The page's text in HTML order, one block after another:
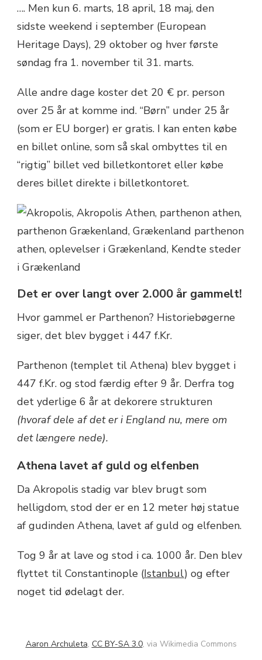
…. Men kun 6. marts, 18 april, 18 maj, den
sidste weekend i september (European
Heritage Days), 29 oktober og hver første
søndag fra 1. november til 31. marts.
Alle andre dage koster det 20 € pr. person
over 25 år at komme ind. “Børn” under 25 år
(som er EU borger) er gratis. I kan enten købe
en billet online, som så skal ombyttes til en
“rigtig” billet ved billetkontoret eller købe
deres billet direkte i billetkontoret.
Det er over langt over 2.000 år gammelt!
Hvor gammel er Parthenon? Historiebøgerne
siger, det blev bygget i 447 f.Kr.
Parthenon (templet til Athena) blev bygget i
447 f.Kr. og stod færdig efter 9 år. Derfra tog
det yderlige 6 år at dekorere strukturen
(hvoraf dele af det er i England nu, mere om
det længere nede).
Athena lavet af guld og elfenben
Da Akropolis stadig var blev brugt som
helligdom, stod der er en 12 meter høj statue
af gudinden Athena, lavet af guld og elfenben.
Tog 9 år at lave og stod i ca. 1000 år. Den blev
flyttet til Constantinople (Istanbul) og efter
noget tid ødelagt der.
Aaron Archuleta, CC BY-SA 3.0, via Wikimedia Commons